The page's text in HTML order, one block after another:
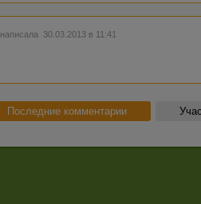
написала 30.03.2013 в 11:41
Последние комментарии